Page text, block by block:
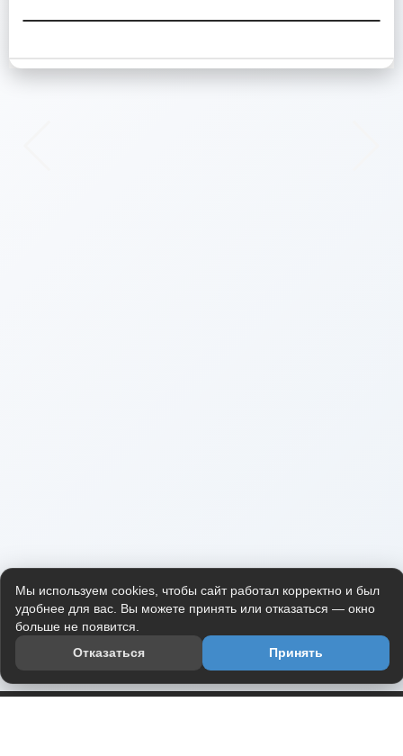
Мы используем cookies, чтобы сайт работал корректно и был
удобнее для вас. Вы можете принять или отказаться — окно
больше не появится.
Отказаться
Принять